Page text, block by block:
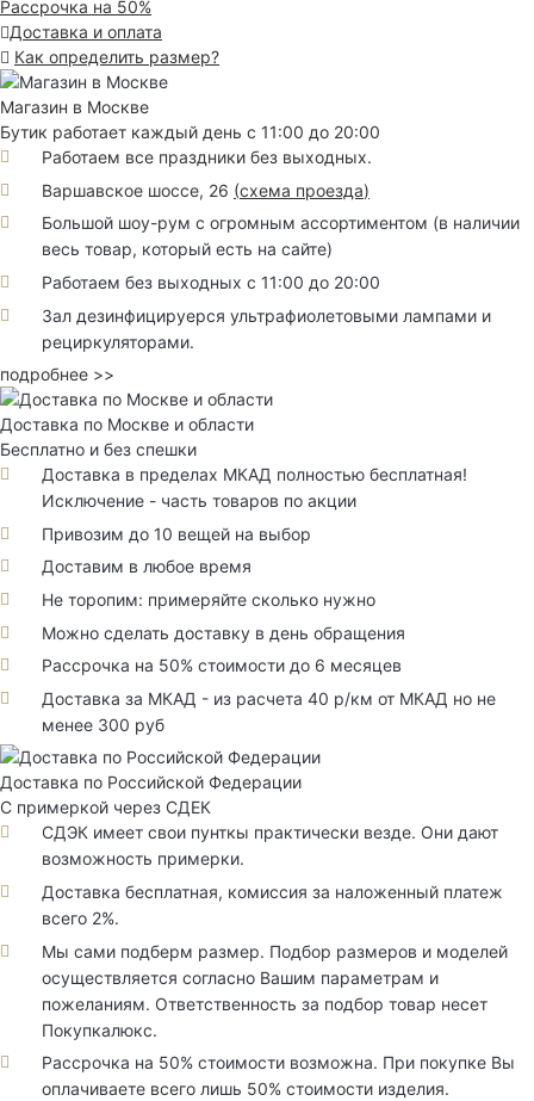
Рассрочка на 50%
Доставка и оплата
Как определить размер?
Магазин в Москве
Бутик работает каждый день с 11:00 до 20:00
Работаем все праздники без выходных.
Варшавское шоссе, 26 (схема проезда)
Большой шоу-рум с огромным ассортиментом (в наличии
весь товар, который есть на сайте)
Работаем без выходных с 11:00 до 20:00
Зал дезинфицируерся ультрафиолетовыми лампами и
рециркуляторами.
подробнее >>
Доставка по Москве и области
Бесплатно и без спешки
Доставка в пределах МКАД полностью бесплатная!
Исключение - часть товаров по акции
Привозим до 10 вещей на выбор
Доставим в любое время
Не торопим: примеряйте сколько нужно
Можно сделать доставку в день обращения
Рассрочка на 50% стоимости до 6 месяцев
Доставка за МКАД - из расчета 40 р/км от МКАД но не
менее 300 руб
Доставка по Российской Федерации
С примеркой через СДЕК
СДЭК имеет свои пунткы практически везде. Они дают
возможность примерки.
Доставка бесплатная, комиссия за наложенный платеж
всего 2%.
Мы сами подберм размер. Подбор размеров и моделей
осуществляется согласно Вашим параметрам и
пожеланиям. Ответственность за подбор товар несет
Покупкалюкс.
Рассрочка на 50% стоимости возможна. При покупке Вы
оплачиваете всего лишь 50% стоимости изделия.